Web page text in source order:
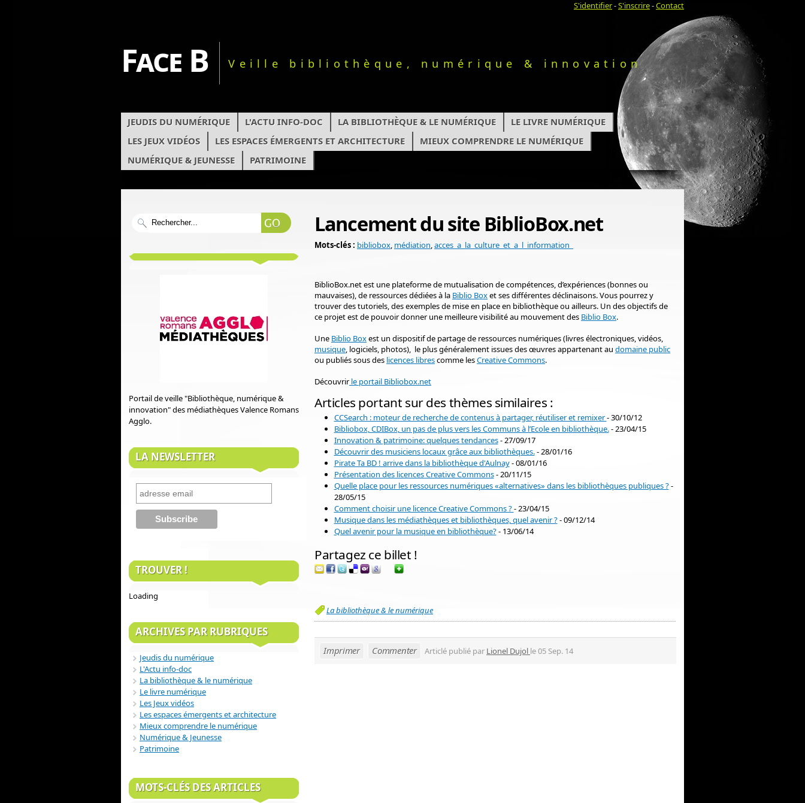
S'identifier-S'inscrire-Contact
Face B Veille bibliothèque, numérique & innovation
JEUDIS DU NUMÉRIQUE L'ACTU INFO-DOC LA BIBLIOTHÈQUE & LE NUMÉRIQUE
LE LIVRE NUMÉRIQUE
LES JEUX VIDÉOS
LES ESPACES ÉMERGENTS ET ARCHITECTURE
MIEUX COMPRENDRE LE NUMÉRIQUE
NUMÉRIQUE & JEUNESSE
PATRIMOINE
Lancement du site BiblioBox.net
Mots-clés : bibliobox, médiation,acces_a_la_culture_et_a_l_information_
BiblioBox.net est une plateforme de mutualisation de compétences, d’expériences (bonnes ou
mauvaises), de ressources dédiées à la Biblio Boxet ses différentes déclinaisons. Vous pourrez y
trouver des tutoriels, des exemples de mise en place en bibliothèque ou ailleurs. Un des objectifs de
ce projet est de pouvoir donner une meilleure visibilité au mouvement des Biblio Box.
Une Biblio Boxest un dispositif de partage de ressources numériques (livres électroniques, vidéos,
musique, logiciels, photos), le plus généralement issues des œuvres appartenant au domaine public
ou publiés sous des licences librescomme lesCreative Commons.
Découvrirle portail Bibliobox.net
Articles portant sur des thèmes similaires :
CCSearch : moteur de recherche de contenus à partager, réutiliser et remixer- 30/10/12
Bibliobox, CDIBox, un pas de plus vers les Communs à l’Ecole en bibliothèque.- 23/04/15
Innovation & patrimoine: quelques tendances- 27/09/17
Découvrir des musiciens locaux grâce aux bibliothèques.- 28/01/16
Pirate Ta BD ! arrive dans la bibliothèque d'Aulnay- 08/01/16
Présentation des licences Creative Commons- 20/11/15
Quelle place pour les ressources numériques «alternatives» dans les bibliothèques publiques ?-
28/05/15
Comment choisir une licence Creative Commons ?- 23/04/15
Musique dans les médiathèques et bibliothèques, quel avenir ?- 09/12/14
Quel avenir pour la musique en bibliothèque?- 13/06/14
Partagez ce billet !
La bibliothèque & le numérique
Imprimer Commenter Articlé publié par Lionel Dujol le 05 Sep. 14
Portail de veille "Bibliothèque, numérique &
innovation" des médiathèques Valence Romans
Agglo.
LA NEWSLETTER
TROUVER !
Loading
ARCHIVES PAR RUBRIQUES
Jeudis du numérique
L'Actu info-doc
La bibliothèque & le numérique
Le livre numérique
Les Jeux vidéos
Les espaces émergents et architecture
Mieux comprendre le numérique
Numérique & Jeunesse
Patrimoine
MOTS-CLÉS DES ARTICLES